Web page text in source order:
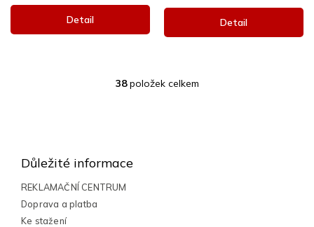
Detail Detail
O
38položek celkem
Důležité informace
REKLAMAČNÍ CENTRUM
Doprava a platba
Ke stažení